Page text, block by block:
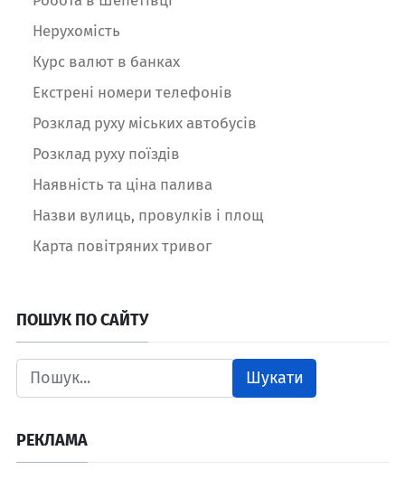
Нерухомість
Курс валют в банках
Екстрені номери телефонів
Розклад руху міських автобусів
Розклад руху поїздів
Наявність та ціна палива
Назви вулиць, провулків і площ
Карта повітряних тривог
ПОШУК ПО САЙТУ
Шукати
РЕКЛАМА